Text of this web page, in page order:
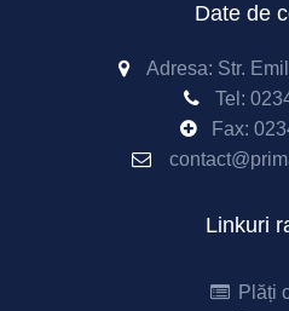
Date de
Adresa: Str.
Tel:
Fax:
Linkuri
Plăți